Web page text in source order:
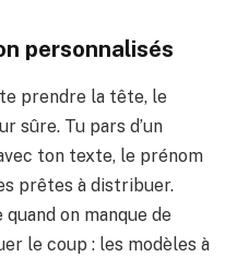
personnalisés
prendre la tête, le
sûre. Tu pars d’un
ton texte, le prénom
prêtes à distribuer.
quand on manque de
le coup : les modèles à